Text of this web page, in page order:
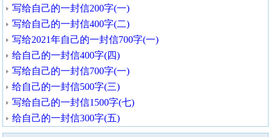
写给自己的一封信200字(一)
写给自己的一封信400字(二)
写给2021年自己的一封信700字(一)
给自己的一封信400字(四)
写给自己的一封信700字(一)
给自己的一封信500字(三)
写给自己的一封信1500字(七)
给自己的一封信300字(五)